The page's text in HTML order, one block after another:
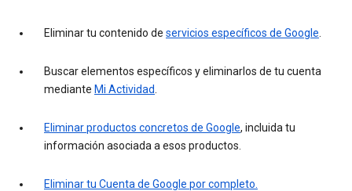
Eliminar tu contenido de servicios específicos de Google
Buscar elementos específicos y eliminarlos de tu cuenta
mediante Mi Actividad
Eliminar productos concretos de Google, incluida tu
información asociada a esos productos.
Eliminar tu Cuenta de Google por completo.